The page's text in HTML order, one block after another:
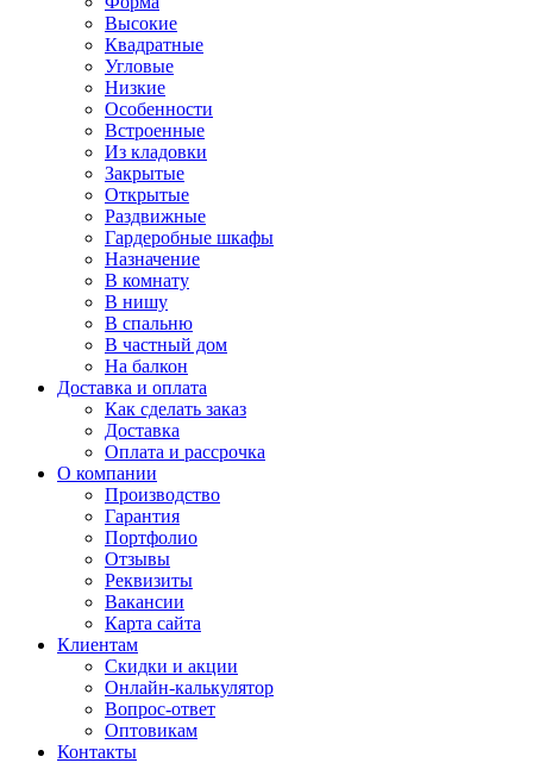
Высокие
Квадратные
Угловые
Низкие
Особенности
Встроенные
Из кладовки
Закрытые
Открытые
Раздвижные
Гардеробные шкафы
Назначение
В комнату
В нишу
В спальню
В частный дом
На балкон
Доставка и оплата
Как сделать заказ
Доставка
Оплата и рассрочка
О компании
Производство
Гарантия
Портфолио
Отзывы
Реквизиты
Вакансии
Карта сайта
Клиентам
Скидки и акции
Онлайн-калькулятор
Вопрос-ответ
Оптовикам
Контакты